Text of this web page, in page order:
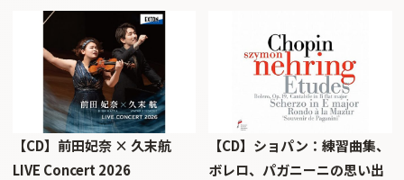
【CD】前田妃奈 × 久末航
LIVE Concert 2026
【CD】ショパン：練習曲集、
ボレロ、パガニーニの思い出